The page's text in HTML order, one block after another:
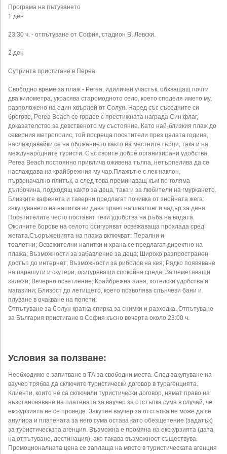
Програма на пътуването
1 ден
23:30 ч. - отпътуване от София, стадион В. Левски.
2 ден
Сутринта пристигане в Переа.
Свободно време за плаж - Perea, идиличен участък, обхващащ почти
два километра, украсява старомодното село, което споделя името му,
разположено на един хвърлей от Солун. Наред със съседните си
брегове, Perea Beach се гордее с престижната награда Син флаг,
доказателство за девственото му състояние. Като най-близкия плаж до
северния метрополис, той посреща посетители през цялата година,
наслаждавайки се на обожанието както на местните гърци, така и на
международните туристи. Със своите добре организирани удобства,
Perea Beach постоянно привлича оживена тълпа, нетърпелива да се
наслаждава на крайбрежния му чар.Плажът е с лек наклон,
първоначално плитък, а след това преминаващ към по-голяма
дълбочина, подходящ както за деца, така и за любители на гмуркането.
Близките кафенета и таверни предлагат почивка от знойната жега:
закупуването на напитка ви дава право на шезлонг и чадър за деня.
Посетителите често поставят тези удобства на ръба на водата.
Околните борове на селото осигуряват освежаваща прохлада сред
жегата.Съоръженията на плажа включват: Перални и
тоалетни; Освежителни напитки и храна се предлагат директно на
плажа; Възможности за забавление за деца; Широко разпространен
достъп до интернет; Възможности за риболов на кея; Рядко появяване
на парашути и скутери, осигуряващи спокойна среда; Зашеметяващи
залези; Вечерно осветление; Крайбрежна алея, хотелски удобства и
магазини; Близост до летището, което позволява слънчеви бани и
плуване в очакване на полети.
Отпътуване за Солун кратка спирка за снимки и разходка. Отпътуване
за България пристигане в София късно вечерта около 23:00 ч.
Условия за ползване:
Необходимо е запитване в ТА за свободни места. След закупуване на
ваучер трябва да сключите туристически договор в турагенцията.
Клиенти, които не са сключили туристически договор, нямат право на
възстановяване на платената за ваучер за отстъпка сума в случай, че
екскурзията не се проведе. Закупен ваучер за отстъпка не може да се
анулира и платената за него сума остава като обезщетение (задатък)
за туристическата агенция. Възможна е промяна на екскурзията (дата
на отпътуване, дестинация), ако такава възможност съществува.
Промоционалната цена се заплаща на място в туристическата агенция